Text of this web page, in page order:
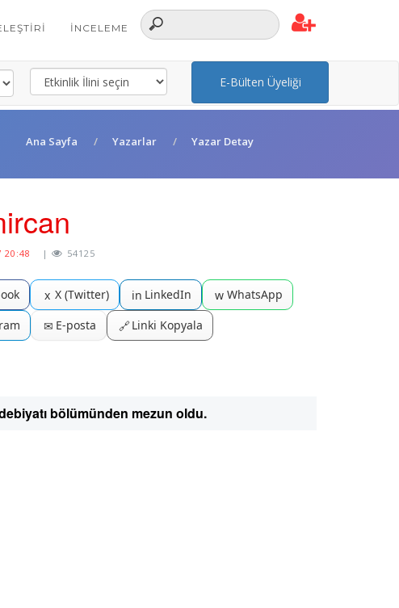
İNCELEME
E-Bülten Üyeliği
Ana Sayfa Yazarlar Yazar Detay
20:48 | 54125
x X (Twitter) in LinkedIn w WhatsApp
✉ E-posta 🔗Linki Kopyala
bölümünden mezun oldu.